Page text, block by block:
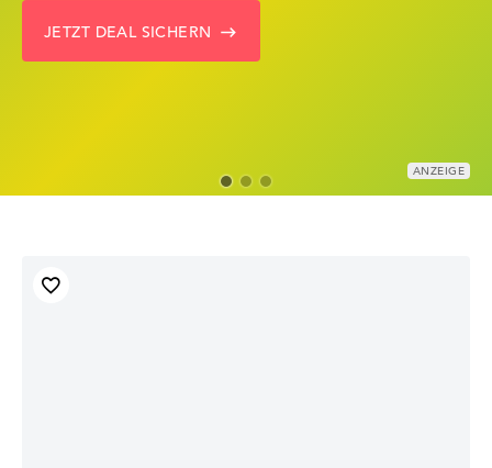
JETZT DEAL SICHERN
ZU DEN HP ANGEBOTEN